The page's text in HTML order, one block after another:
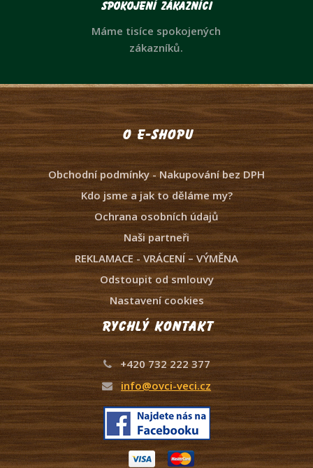
Spokojení zákazníci
Máme tisíce spokojených
zákazníků.
O e-shopu
Obchodní podmínky - Nakupování bez DPH
Kdo jsme a jak to děláme my?
Ochrana osobních údajů
Naši partneři
REKLAMACE - VRÁCENÍ – VÝMĚNA
Odstoupit od smlouvy
Nastavení cookies
Rychlý kontakt
+420 732 222 377
info@ovci-veci.cz